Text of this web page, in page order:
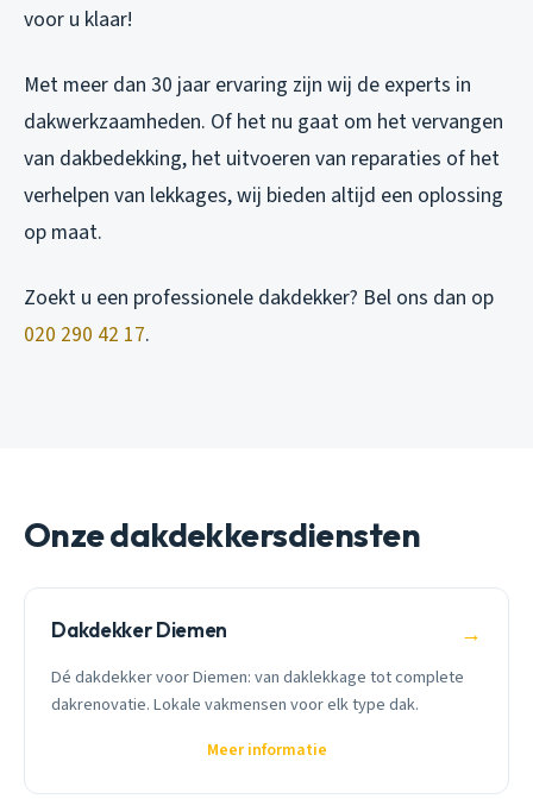
voor u klaar!
Met meer dan 30 jaar ervaring zijn wij de experts in
dakwerkzaamheden. Of het nu gaat om het vervangen
van dakbedekking, het uitvoeren van reparaties of het
verhelpen van lekkages, wij bieden altijd een oplossing
op maat.
Zoekt u een professionele dakdekker? Bel ons dan op
020 290 42 17.
Onze dakdekkersdiensten
Dakdekker Diemen →
Dé dakdekker voor Diemen: van daklekkage tot complete
dakrenovatie. Lokale vakmensen voor elk type dak.
Meer informatie